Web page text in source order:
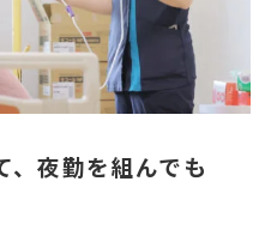
、夜勤を組んでも